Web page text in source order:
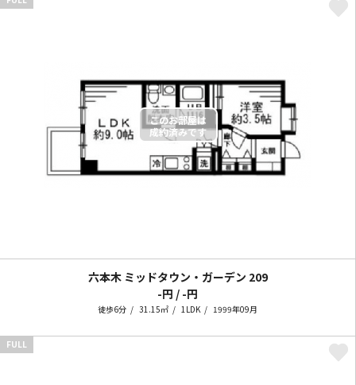
六本木 ミッドタウン・ガーデン 209
-円 / -円
徒歩6分 31.15㎡ 1LDK 1999年09月
FULL